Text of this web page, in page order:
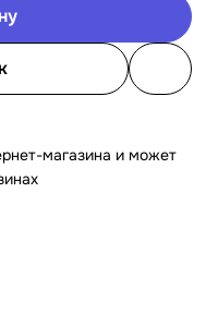
магазина и может